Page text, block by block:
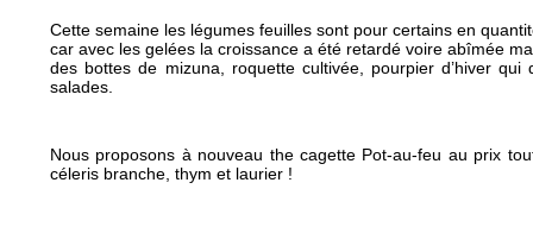
Cette semaine les légumes feuilles sont pour certains en
car avec les gelées la croissance a été retardé voire abîmée
des bottes de mizuna, roquette cultivée, pourpier d’hiver qui
salades.
Nous proposons à nouveau the cagette Pot-au-feu au prix
céleris branche, thym et laurier !